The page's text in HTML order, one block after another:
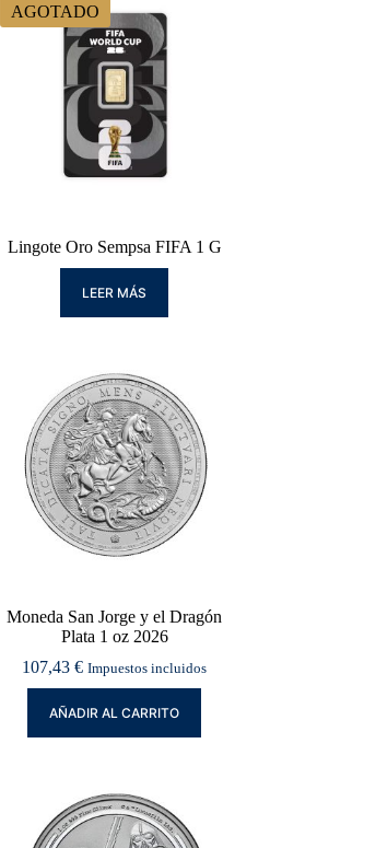
AGOTADO
Lingote Oro Sempsa FIFA 1 G
LEER MÁS
Moneda San Jorge y el Dragón
Plata 1 oz 2026
107,43€ Impuestos incluidos
AÑADIR AL CARRITO